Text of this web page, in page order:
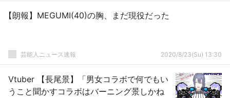
【朗報】MEGUMI(40)の胸、まだ現役だった
芸能人ニュース速報 2020/8/23(Su) 13:30
Vtuber 【長尾景】「男女コラボで何でもい
うこと聞かすコラボはバーニング景しかね